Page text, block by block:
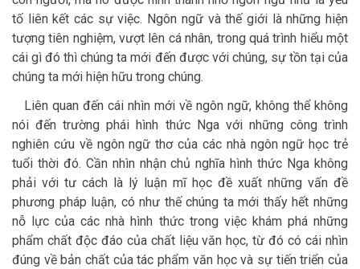
tố liên kết các sự việc. Ngôn ngữ và thế giới là những hiện
tượng tiên nghiệm, vượt lên cá nhân, trong quá trình hiểu một
cái gì đó thì chúng ta mới đến được với chúng, sự tồn tại của
chúng ta mới hiện hữu trong chúng.
Liên quan đến cái nhìn mới về ngôn ngữ, không thể không
nói đến trường phái hình thức Nga với những công trình
nghiên cứu về ngôn ngữ thơ của các nhà ngôn ngữ học trẻ
tuổi thời đó. Cần nhìn nhận chủ nghĩa hình thức Nga không
phải với tư cách là lý luận mĩ học đề xuất những vấn đề
phương pháp luận, có như thế chúng ta mới thấy hết những
nỗ lực của các nhà hình thức trong việc khám phá những
phẩm chất độc đáo của chất liệu văn học, từ đó có cái nhìn
đúng về bản chất của tác phẩm văn học và sự tiến triển của